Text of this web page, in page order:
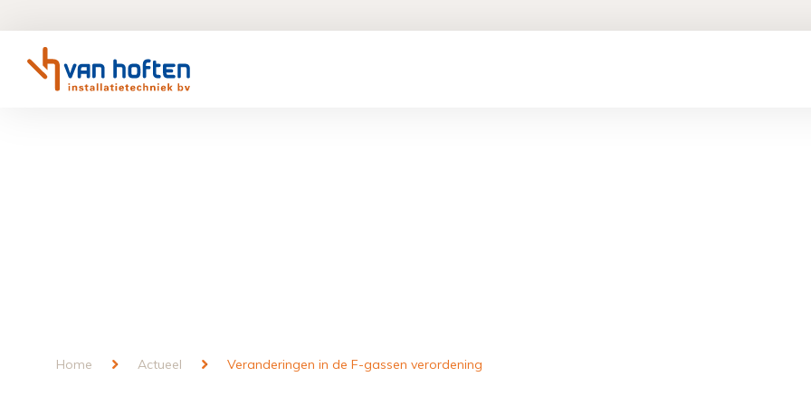
Home Actueel Veranderingen in de F-gassen verordening